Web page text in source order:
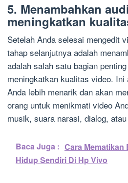
5. Menambahkan
meningkatkan
Setelah Anda selesai mengedit
tahap selanjutnya adalah
adalah salah satu bagian
meningkatkan kualitas video.
Anda lebih menarik dan akan
orang untuk menikmati video
musik, suara narasi, dialog,
Baca Juga : Cara Mematikan
Hidup Sendiri Di Hp Vivo